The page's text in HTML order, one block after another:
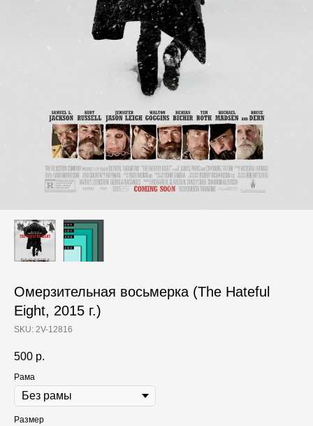
Омерзительная восьмерка (The Hateful
Eight, 2015 г.)
SKU: 2V-12816
500 р.
Рама
Размер